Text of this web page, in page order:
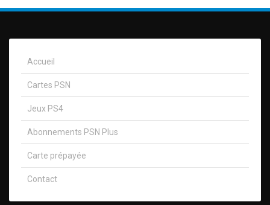
Accueil
Cartes PSN
Jeux PS4
Abonnements PSN Plus
Carte prépayée
Contact